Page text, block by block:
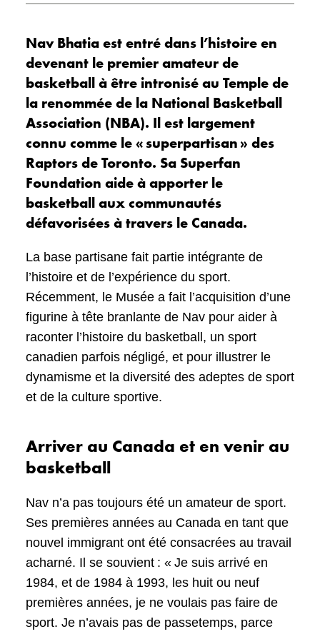
Nav Bhatia est entré dans l’histoire en
devenant le premier amateur de
basketball à être intronisé au Temple de
la renommée de la National Basketball
Association (NBA). Il est largement
connu comme le « superpartisan » des
Raptors de Toronto. Sa Superfan
Foundation aide à apporter le
basketball aux communautés
défavorisées à travers le Canada.
La base partisane fait partie intégrante de
l’histoire et de l’expérience du sport.
Récemment, le Musée a fait l’acquisition d’une
figurine à tête branlante de Nav pour aider à
raconter l’histoire du basketball, un sport
canadien parfois négligé, et pour illustrer le
dynamisme et la diversité des adeptes de sport
et de la culture sportive.
Arriver au Canada et en venir au
basketball
Nav n’a pas toujours été un amateur de sport.
Ses premières années au Canada en tant que
nouvel immigrant ont été consacrées au travail
acharné. Il se souvient : « Je suis arrivé en
1984, et de 1984 à 1993, les huit ou neuf
premières années, je ne voulais pas faire de
sport. Je n’avais pas de passetemps, parce